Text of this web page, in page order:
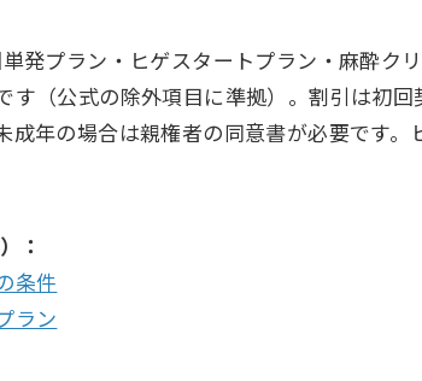
発プラン・ヒゲスタートプラン・麻酔ク
す（公式の除外項目に準拠）。割引は初
成年の場合は親権者の同意書が必要です
：
条件
ラン